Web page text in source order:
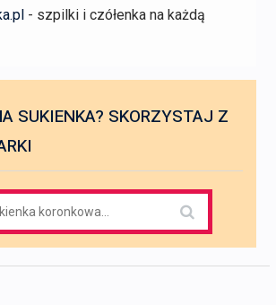
- szpilki i czółenka na każdą
SUKIENKA? SKORZYSTAJ Z